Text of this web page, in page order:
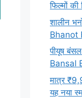
फिल्मों की
शालीन
Bhanot
पीयूष
Bansal
मात्र
यह नया